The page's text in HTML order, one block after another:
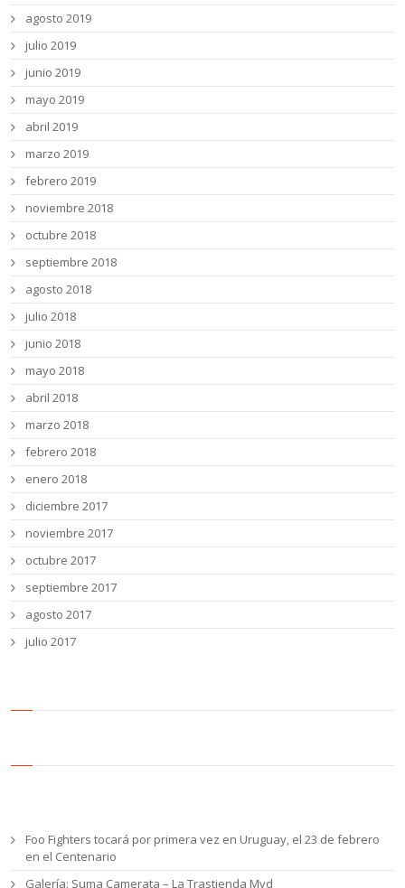
agosto 2019
julio 2019
junio 2019
mayo 2019
abril 2019
marzo 2019
febrero 2019
noviembre 2018
octubre 2018
septiembre 2018
agosto 2018
julio 2018
junio 2018
mayo 2018
abril 2018
marzo 2018
febrero 2018
enero 2018
diciembre 2017
noviembre 2017
octubre 2017
septiembre 2017
agosto 2017
julio 2017
Foo Fighters tocará por primera vez en Uruguay, el 23 de febrero
en el Centenario
Galería: Suma Camerata – La Trastienda Mvd